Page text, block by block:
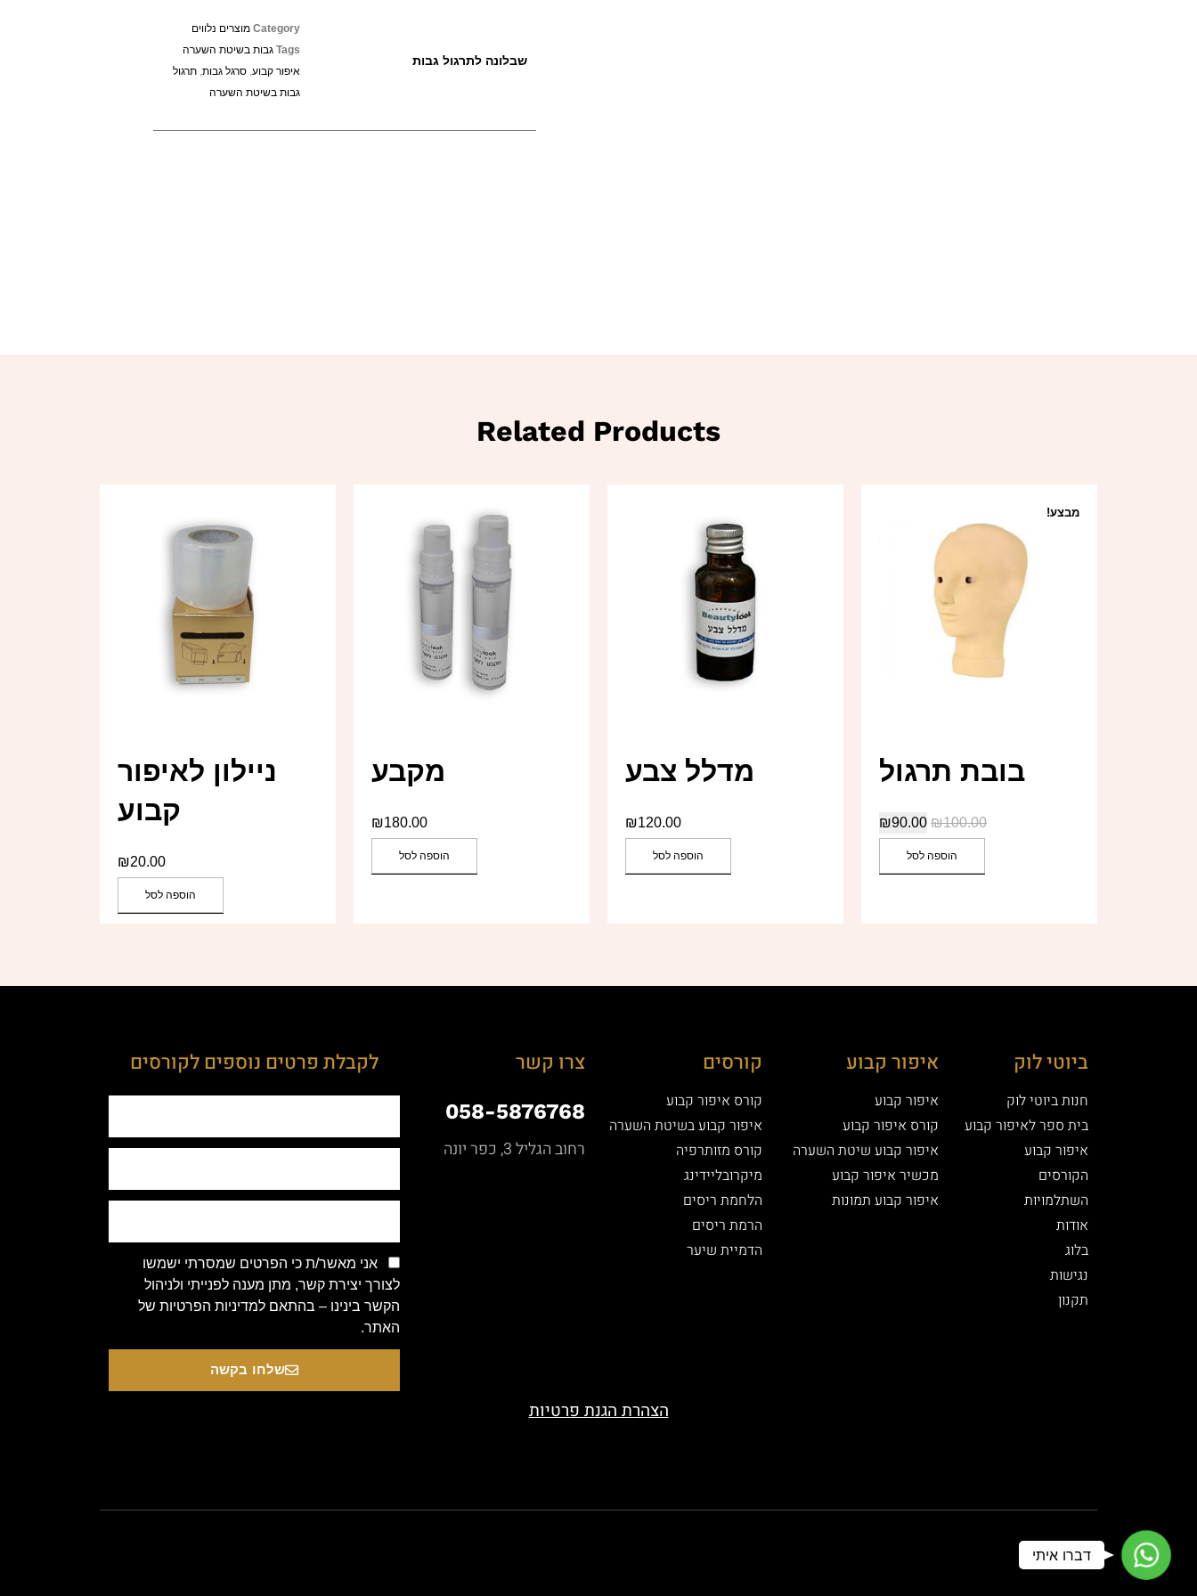
שבלונה לתרגול גבות
Category מוצרים נלווים
Tags גבות בשיטת השערה
איפור קבוע, סרגל גבות, תרגול
גבות בשיטת השערה
Related Products
מבצע!
בובת תרגול
₪100.00
₪90.00
הוספה לסל
מדלל צבע
₪120.00
הוספה לסל
מקבע
₪180.00
הוספה לסל
ניילון לאיפור
קבוע
₪20.00
הוספה לסל
ביוטי לוק
חנות ביוטי לוק
בית ספר לאיפור קבוע
איפור קבוע
הקורסים
השתלמויות
אודות
בלוג
נגישות
תקנון
איפור קבוע
איפור קבוע
קורס איפור קבוע
איפור קבוע שיטת השערה
מכשיר איפור קבוע
איפור קבוע תמונות
קורסים
קורס איפור קבוע
איפור קבוע בשיטת השערה
קורס מזותרפיה
מיקרובליידינג
הלחמת ריסים
הרמת ריסים
הדמיית שיער
צרו קשר
058-5876768
רחוב הגליל 3, כפר יונה
לקבלת פרטים נוספים לקורסים
אני מאשר/ת כי הפרטים שמסרתי ישמשו
לצורך יצירת קשר, מתן מענה לפנייתי ולניהול
הקשר בינינו – בהתאם למדיניות הפרטיות של
האתר.
שלחו בקשה
הצהרת הגנת פרטיות
WhatsAppדברו איתי